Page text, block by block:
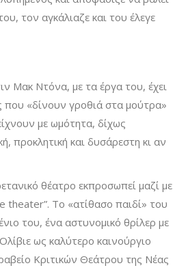
τον αγκάλιαζε και του έλεγε
Μακ Ντόνα, με τα έργα του, έχει
που «δίνουν γροθιά στα μούτρα»
με ωμότητα, δίχως
προκλητική και δυσάρεστη κι αν
θέατρο εκπροσωπεί μαζί με
theater”. Το «ατίθασο παιδί» του
του, ένα αστυνομικό θρίλερ με
ως καλύτερο καινούργιο
Κριτικών Θεάτρου της Νέας